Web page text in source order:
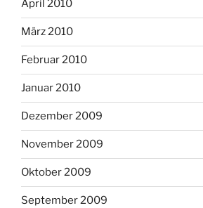
April 2010
März 2010
Februar 2010
Januar 2010
Dezember 2009
November 2009
Oktober 2009
September 2009